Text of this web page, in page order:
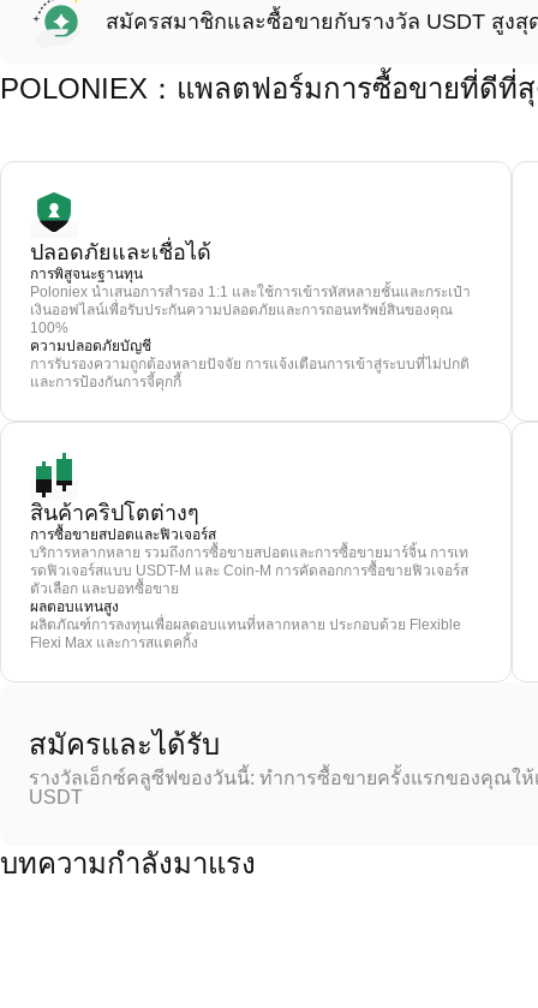
สมัครสมาชิกและซื้อขายกับรางวัล USDT สูงสุ
POLONIEX：แพลตฟอร์มการซื้อขายที่ดีที่สุ
ปลอดภัยและเชื่อได้
การพิสูจนะฐานทุน
Poloniex นำเสนอการสำรอง 1:1 และใช้การเข้ารหัสหลายชั้นและกระเป๋า
เงินออฟไลน์เพื่อรับประกันความปลอดภัยและการถอนทรัพย์สินของคุณ
100%
ความปลอดภัยบัญชี
การรับรองความถูกต้องหลายปัจจัย การแจ้งเตือนการเข้าสู่ระบบที่ไม่ปกติ
และการป้องกันการจี้คุกกี้
สินค้าคริปโตต่างๆ
การซื้อขายสปอตและฟิวเจอร์ส
บริการหลากหลาย รวมถึงการซื้อขายสปอตและการซื้อขายมาร์จิ้น การเท
รดฟิวเจอร์สแบบ USDT-M และ Coin-M การคัดลอกการซื้อขายฟิวเจอร์ส
ตัวเลือก และบอทซื้อขาย
ผลตอบแทนสูง
ผลิตภัณฑ์การลงทุนเพื่อผลตอบแทนที่หลากหลาย ประกอบด้วย Flexible
Flexi Max และการสแตคกิ้ง
สมัครและได้รับ
รางวัลเอ็กซ์คลูซีฟของวันนี้: ทำการซื้อขายครั้งแรกของคุณใ
USDT
บทความกำลังมาแรง